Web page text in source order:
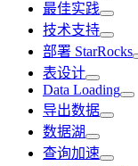
最佳实践
技术支持
部署 StarRocks
表设计
Data Loading
导出数据
数据湖
查询加速